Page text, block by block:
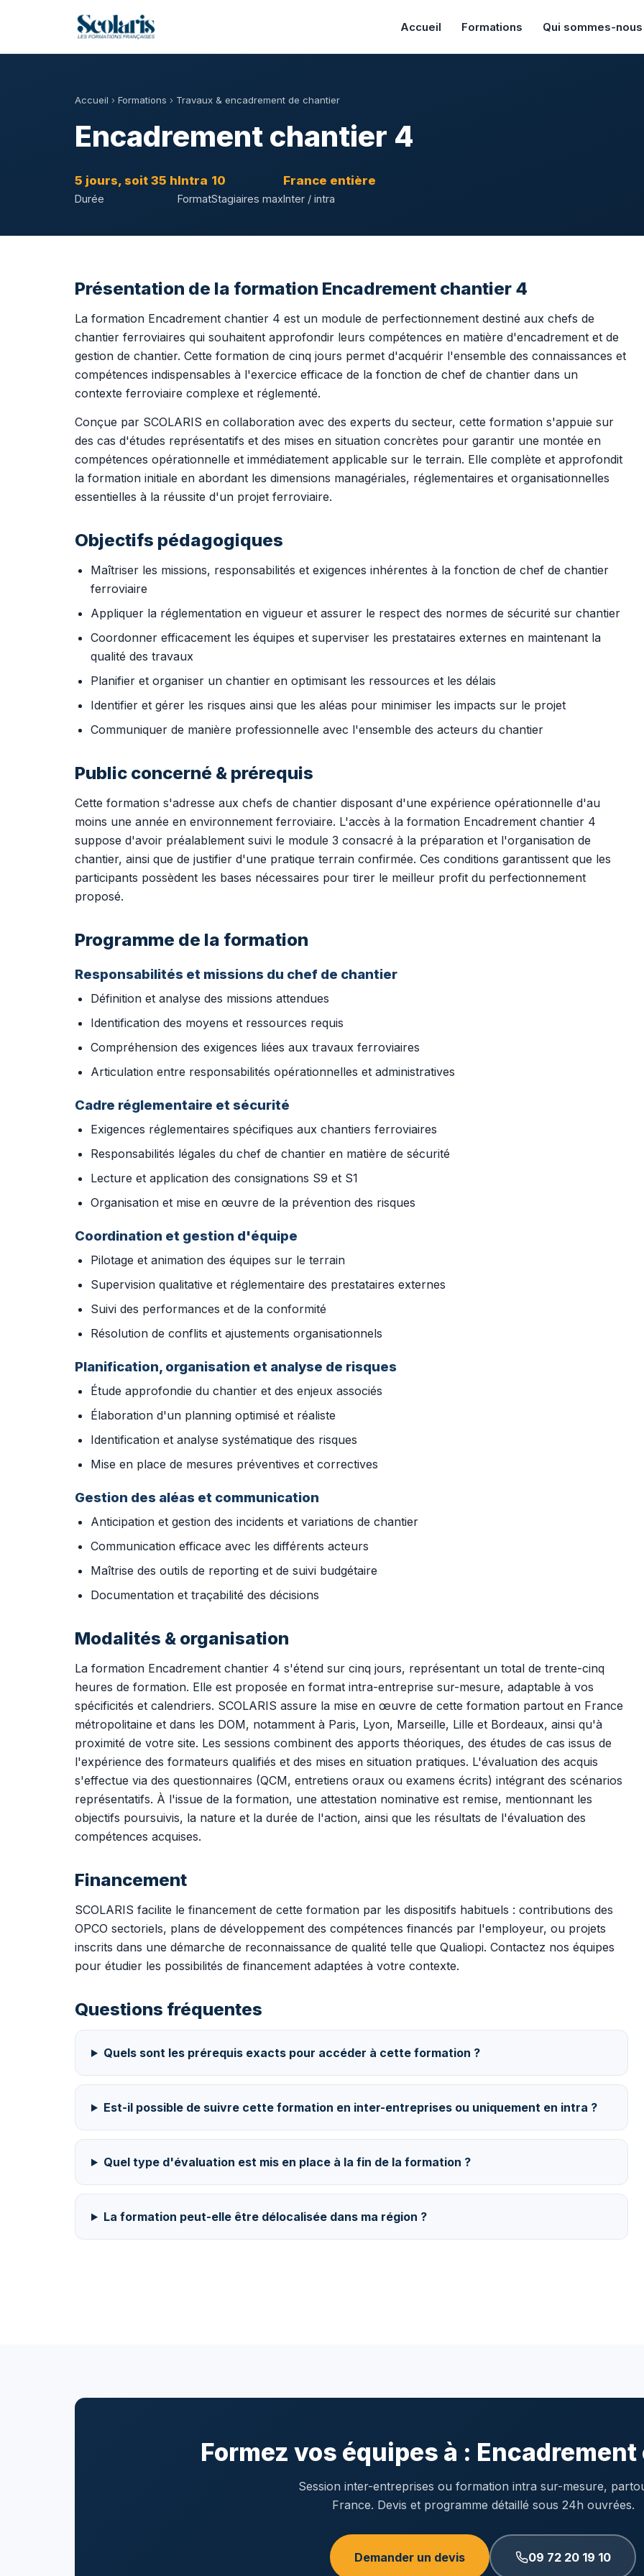
Accueil Formations Qui sommes-nous
Accueil › Formations › Travaux & encadrement de chantier
Encadrement chantier 4
5 jours, soit 35 h
Durée
Intra
Format
10
Stagiaires max
France entière
Inter / intra
Présentation de la formation Encadrement chantier 4
La formation Encadrement chantier 4 est un module de perfectionnement destiné aux chefs de
chantier ferroviaires qui souhaitent approfondir leurs compétences en matière d'encadrement et de
gestion de chantier. Cette formation de cinq jours permet d'acquérir l'ensemble des connaissances et
compétences indispensables à l'exercice efficace de la fonction de chef de chantier dans un
contexte ferroviaire complexe et réglementé.
Conçue par SCOLARIS en collaboration avec des experts du secteur, cette formation s'appuie sur
des cas d'études représentatifs et des mises en situation concrètes pour garantir une montée en
compétences opérationnelle et immédiatement applicable sur le terrain. Elle complète et approfondit
la formation initiale en abordant les dimensions managériales, réglementaires et organisationnelles
essentielles à la réussite d'un projet ferroviaire.
Objectifs pédagogiques
Maîtriser les missions, responsabilités et exigences inhérentes à la fonction de chef de chantier
ferroviaire
Appliquer la réglementation en vigueur et assurer le respect des normes de sécurité sur chantier
Coordonner efficacement les équipes et superviser les prestataires externes en maintenant la
qualité des travaux
Planifier et organiser un chantier en optimisant les ressources et les délais
Identifier et gérer les risques ainsi que les aléas pour minimiser les impacts sur le projet
Communiquer de manière professionnelle avec l'ensemble des acteurs du chantier
Public concerné & prérequis
Cette formation s'adresse aux chefs de chantier disposant d'une expérience opérationnelle d'au
moins une année en environnement ferroviaire. L'accès à la formation Encadrement chantier 4
suppose d'avoir préalablement suivi le module 3 consacré à la préparation et l'organisation de
chantier, ainsi que de justifier d'une pratique terrain confirmée. Ces conditions garantissent que les
participants possèdent les bases nécessaires pour tirer le meilleur profit du perfectionnement
proposé.
Programme de la formation
Responsabilités et missions du chef de chantier
Définition et analyse des missions attendues
Identification des moyens et ressources requis
Compréhension des exigences liées aux travaux ferroviaires
Articulation entre responsabilités opérationnelles et administratives
Cadre réglementaire et sécurité
Exigences réglementaires spécifiques aux chantiers ferroviaires
Responsabilités légales du chef de chantier en matière de sécurité
Lecture et application des consignations S9 et S1
Organisation et mise en œuvre de la prévention des risques
Coordination et gestion d'équipe
Pilotage et animation des équipes sur le terrain
Supervision qualitative et réglementaire des prestataires externes
Suivi des performances et de la conformité
Résolution de conflits et ajustements organisationnels
Planification, organisation et analyse de risques
Étude approfondie du chantier et des enjeux associés
Élaboration d'un planning optimisé et réaliste
Identification et analyse systématique des risques
Mise en place de mesures préventives et correctives
Gestion des aléas et communication
Anticipation et gestion des incidents et variations de chantier
Communication efficace avec les différents acteurs
Maîtrise des outils de reporting et de suivi budgétaire
Documentation et traçabilité des décisions
Modalités & organisation
La formation Encadrement chantier 4 s'étend sur cinq jours, représentant un total de trente-cinq
heures de formation. Elle est proposée en format intra-entreprise sur-mesure, adaptable à vos
spécificités et calendriers. SCOLARIS assure la mise en œuvre de cette formation partout en France
métropolitaine et dans les DOM, notamment à Paris, Lyon, Marseille, Lille et Bordeaux, ainsi qu'à
proximité de votre site. Les sessions combinent des apports théoriques, des études de cas issus de
l'expérience des formateurs qualifiés et des mises en situation pratiques. L'évaluation des acquis
s'effectue via des questionnaires (QCM, entretiens oraux ou examens écrits) intégrant des scénarios
représentatifs. À l'issue de la formation, une attestation nominative est remise, mentionnant les
objectifs poursuivis, la nature et la durée de l'action, ainsi que les résultats de l'évaluation des
compétences acquises.
Financement
SCOLARIS facilite le financement de cette formation par les dispositifs habituels : contributions des
OPCO sectoriels, plans de développement des compétences financés par l'employeur, ou projets
inscrits dans une démarche de reconnaissance de qualité telle que Qualiopi. Contactez nos équipes
pour étudier les possibilités de financement adaptées à votre contexte.
Questions fréquentes
Quels sont les prérequis exacts pour accéder à cette formation ?
Est-il possible de suivre cette formation en inter-entreprises ou uniquement en intra ?
Quel type d'évaluation est mis en place à la fin de la formation ?
La formation peut-elle être délocalisée dans ma région ?
Formez vos équipes à :
Session inter-entreprises ou formation intra sur-mesure,
France. Devis et programme détaillé sous 24h ouvrées.
Demander un devis 09 72 20 19 10